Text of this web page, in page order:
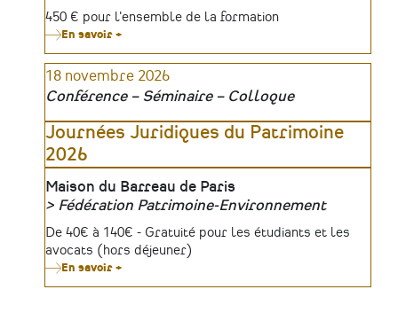
Organisateur
Tarifs
450 € pour l'ensemble de la formation
En savoir +
récit
de
à
démarche
des
de
vie
en
formation
approches
biographiques
18 novembre 2026
Conférence – Séminaire – Colloque
Journées Juridiques du Patrimoine
2026
Lieu
Maison du Barreau de Paris
Organisateur
Fédération Patrimoine-Environnement
Tarifs
De 40€ à 140€ - Gratuité pour les étudiants et les
avocats (hors déjeuner)
En savoir +